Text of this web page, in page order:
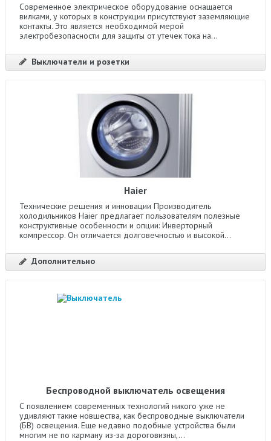
Современное электрическое оборудование оснащается
вилками, у которых в конструкции присутствуют заземляющие
контакты. Это является необходимой мерой
электробезопасности для защиты от утечек тока на...
Выключатели и розетки
Haier
Технические решения и инновации Производитель
холодильников Haier предлагает пользователям полезные
конструктивные особенности и опции: Инверторный
компрессор. Он отличается долговечностью и высокой...
Дополнительно
Беспроводной выключатель освещения
С появлением современных технологий никого уже не
удивляют такие новшества, как беспроводные выключатели
(БВ) освещения. Еще недавно подобные устройства были
многим не по карману из-за дороговизны,...